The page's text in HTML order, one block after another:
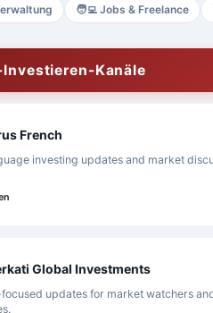
🧑‍💻 Jobs & Freelance
Kanäle
French
investing updates and market
Global Investments
updates for market watchers